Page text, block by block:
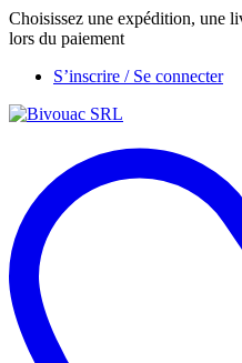
Choisissez une expédition, une
lors du paiement
S’inscrire / Se connecter